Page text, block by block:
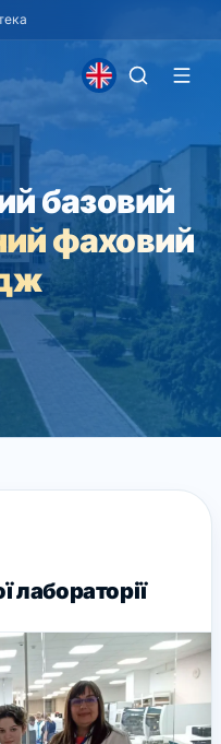
базовий
фаховий
лабораторії